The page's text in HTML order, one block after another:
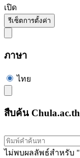
เปิด
รีเซ็ตการตั้งค่า
ภาษา
ไทย
สืบค้น Chula.ac.th
ไม่พบผลลัพธ์สำหรับ "